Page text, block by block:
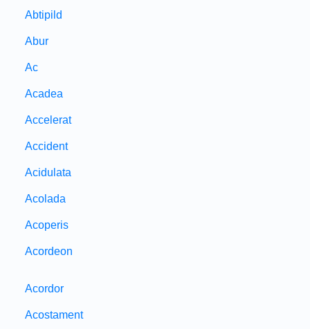
Abtipild
Abur
Ac
Acadea
Accelerat
Accident
Acidulata
Acolada
Acoperis
Acordeon
Acordor
Acostament